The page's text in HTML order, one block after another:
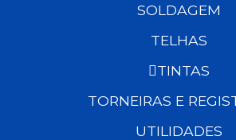
SOLDAGEM
TELHAS
TINTAS
TORNEIRAS E
UTILIDADES